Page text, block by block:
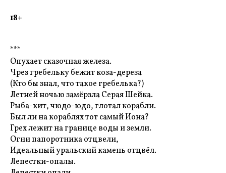
18+
***
Опухает сказочная железа.
Чрез гребельку бежит коза-дереза
(Кто бы знал, что такое гребелька?)
Летней ночью замёрзла Серая Шейка.
Рыба-кит, чюдо-юдо, глотал корабли.
Был ли на кораблях тот самый Иона?
Грех лежит на границе воды и земли.
Огни папоротника отцвели,
Идеальный уральский камень отцвёл.
Лепестки-опалы.